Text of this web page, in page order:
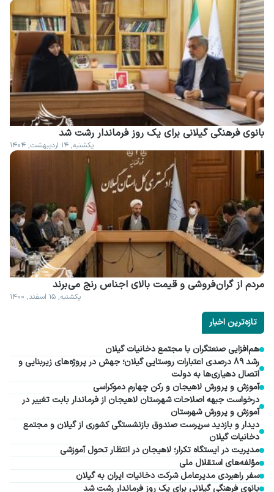
بانوی فرهنگی گیلانی برای یک روز فرماندار رشت شد
یکشنبه, ۱۴ اردیبهشت, ۱۴۰۴
مردم از گران فروشی و قیمت بالای اجناس رنج می برند
یکشنبه, ۱۵ اسفند, ۱۴۰۰
تازه‌ترین اخبار
هم‌افزایی صنعتگران با مجتمع دخانیات گیلان
رشد ۸۹ درصدی اعتبارات روستایی گیلان؛ جهش در پروژه‌های زیربنایی و
اتصال دهیاری‌ها به دولت
آموزش و پرورش لاهیجان و رکن چهارم دموکراسی
درخواست جبهه اصلاحات شهرستان لاهیجان از فرماندار بابت تغییر در
آموزش و پرورش شهرستان
دیدار و بازدید سرپرست صندوق بازنشستگی کشوری از گیلان و مجتمع
دخانیات گیلان
مدیریت در ایستگاه تکرار؛ لاهیجان در انتظار تحول آموزشی
مؤلفه‌های استقلال ملی
سفر راهبردی مدیرعامل شرکت دخانیات ایران به گیلان
بانوی فرهنگی گیلانی برای یک روز فرماندار رشت شد